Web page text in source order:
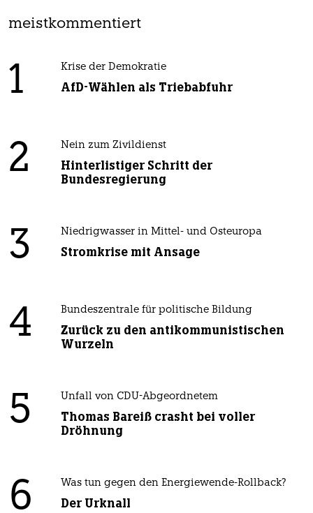
meistkommentiert
1 Krise der Demokratie
AfD-Wählen als Triebabfuhr
2 Nein zum Zivildienst
Hinterlistiger Schritt der
Bundesregierung
3 Niedrigwasser in Mittel- und Osteuropa
Stromkrise mit Ansage
4 Bundeszentrale für politische Bildung
Zurück zu den antikommunistischen
Wurzeln
5 Unfall von CDU-Abgeordnetem
Thomas Bareiß crasht bei voller
Dröhnung
6 Was tun gegen den Energiewende-Rollback?
Der Urknall